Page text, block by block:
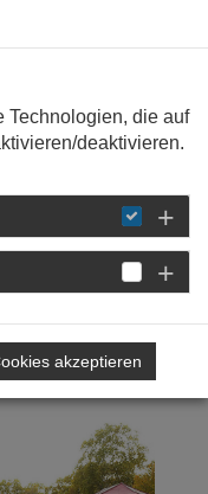
DETAIL
Technologien, die auf
deaktivieren.
akzeptieren